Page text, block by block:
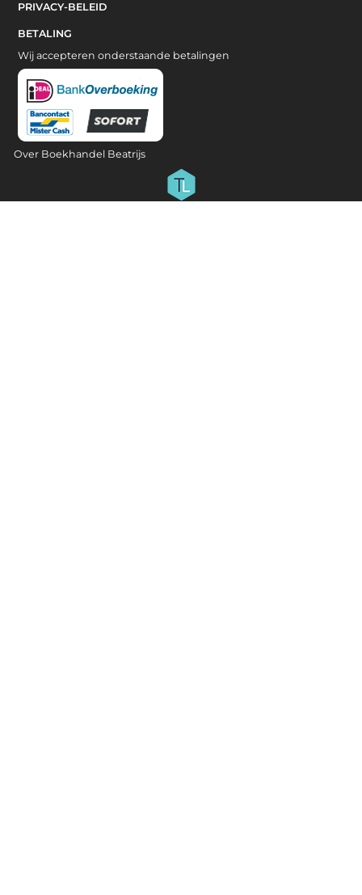
PRIVACY-BELEID
BETALING
Wij accepteren onderstaande betalingen
Over Boekhandel Beatrijs